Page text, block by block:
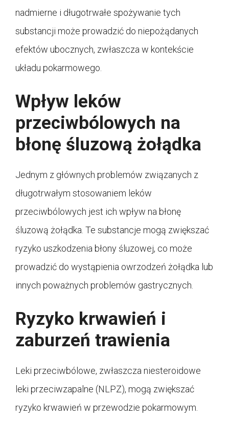
nadmierne i długotrwałe spożywanie tych
substancji może prowadzić do niepożądanych
efektów ubocznych, zwłaszcza w kontekście
układu pokarmowego.
Wpływ leków
przeciwbólowych na
błonę śluzową żołądka
Jednym z głównych problemów związanych z
długotrwałym stosowaniem leków
przeciwbólowych jest ich wpływ na błonę
śluzową żołądka. Te substancje mogą zwiększać
ryzyko uszkodzenia błony śluzowej, co może
prowadzić do wystąpienia owrzodzeń żołądka lub
innych poważnych problemów gastrycznych.
Ryzyko krwawień i
zaburzeń trawienia
Leki przeciwbólowe, zwłaszcza niesteroidowe
leki przeciwzapalne (NLPZ), mogą zwiększać
ryzyko krwawień w przewodzie pokarmowym.